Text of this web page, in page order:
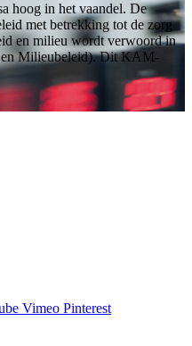
hoog in het vaandel. De
met betrekking tot de zorg
en milieu wordt verwoord in
Milieubeleid). Dit KAM-
Vimeo Pinterest